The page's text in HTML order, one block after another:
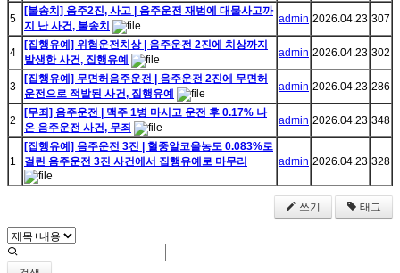
5
[불송치] 음주2진, 사고 | 음주운전 재범에 대물사고까
지 난 사건, 불송치
admin 2026.04.23 307
4
[집행유예] 위험운전치상 | 음주운전 2진에 치상까지
발생한 사건, 집행유예
admin 2026.04.23 302
3
[집행유예] 무면허음주운전 | 음주운전 2진에 무면허
운전으로 적발된 사건, 집행유예
admin 2026.04.23 286
2
[무죄] 음주운전 | 맥주 1병 마시고 운전 후 0.17% 나
온 음주운전 사건, 무죄
admin 2026.04.23 348
1
[집행유예] 음주운전 3진 | 혈중알코올농도 0.083%로
걸린 음주운전 3진 사건에서 집행유예로 마무리
admin 2026.04.23 328
쓰기 태그